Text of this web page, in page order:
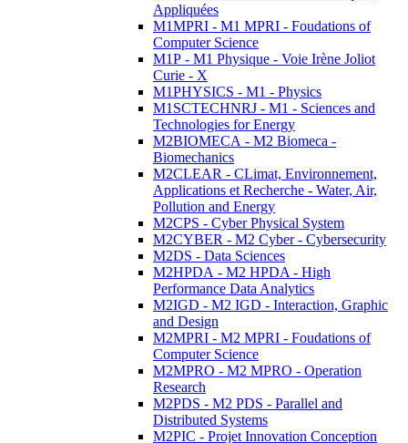
Appliquées
M1MPRI - M1 MPRI - Foudations of
Computer Science
M1P - M1 Physique - Voie Irène Joliot
Curie - X
M1PHYSICS - M1 - Physics
M1SCTECHNRJ - M1 - Sciences and
Technologies for Energy
M2BIOMECA - M2 Biomeca -
Biomechanics
M2CLEAR - CLimat, Environnement,
Applications et Recherche - Water, Air,
Pollution and Energy
M2CPS - Cyber Physical System
M2CYBER - M2 Cyber - Cybersecurity
M2DS - Data Sciences
M2HPDA - M2 HPDA - High
Performance Data Analytics
M2IGD - M2 IGD - Interaction, Graphic
and Design
M2MPRI - M2 MPRI - Foudations of
Computer Science
M2MPRO - M2 MPRO - Operation
Research
M2PDS - M2 PDS - Parallel and
Distributed Systems
M2PIC - Projet Innovation Conception